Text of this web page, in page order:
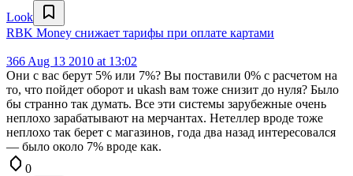
Look
RBK Money cнижает тарифы при оплате картами
366 Aug 13 2010 at 13:02
Они с вас берут 5% или 7%? Вы поставили 0% с расчетом на
то, что пойдет оборот и ukash вам тоже снизит до нуля? Было
бы странно так думать. Все эти системы зарубежные очень
неплохо зарабатывают на мерчантах. Нетеллер вроде тоже
неплохо так берет с магазинов, года два назад интересовался
— было около 7% вроде как.
0